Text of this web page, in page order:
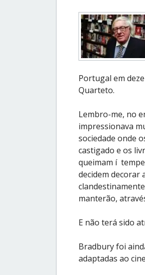
Portugal em
Quarteto.
Lembro-me, no
impressionava
sociedade onde
castigado e os
queimam í
decidem decorar
manterão,
E não terá sido
Bradbury foi
adaptadas ao